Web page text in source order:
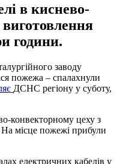
в киснево-
години.
заводу
пожежа – спалахнули
ДСНС регіону у суботу,
конвекторному цеху з
На місце пожежі прибули
електричних кабелів у